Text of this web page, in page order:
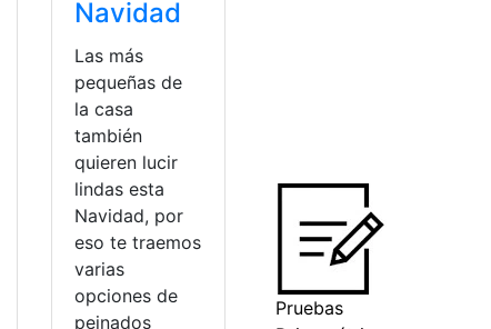
Navidad
Las más
pequeñas de
la casa
también
quieren lucir
lindas esta
Navidad, por
eso te traemos
varias
opciones de
peinados